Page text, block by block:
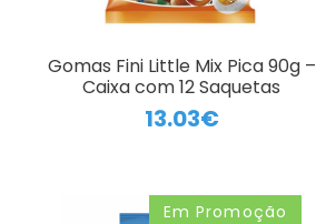
Gomas Fini Little Mix Pica 90g –
Caixa com 12 Saquetas
13.03€
Em Promoção